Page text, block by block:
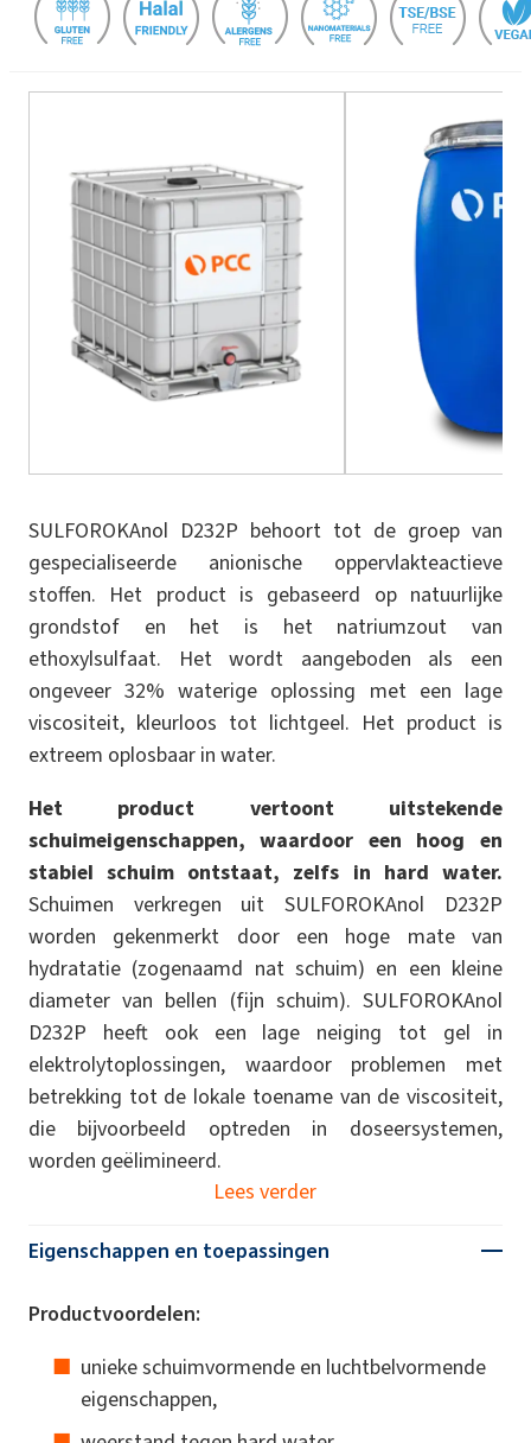
SULFOROKAnol D232P behoort tot de groep van
gespecialiseerde anionische oppervlakteactieve
stoffen. Het product is gebaseerd op natuurlijke
grondstof en het is het natriumzout van
ethoxylsulfaat. Het wordt aangeboden als een
ongeveer 32% waterige oplossing met een lage
viscositeit, kleurloos tot lichtgeel. Het product is
extreem oplosbaar in water.
Het product vertoont uitstekende
schuimeigenschappen, waardoor een hoog en
stabiel schuim ontstaat, zelfs in hard water.
Schuimen verkregen uit SULFOROKAnol D232P
worden gekenmerkt door een hoge mate van
hydratatie (zogenaamd nat schuim) en een kleine
diameter van bellen (fijn schuim). SULFOROKAnol
D232P heeft ook een lage neiging tot gel in
elektrolytoplossingen, waardoor problemen met
betrekking tot de lokale toename van de viscositeit,
die bijvoorbeeld optreden in doseersystemen,
worden geëlimineerd.
Lees verder
Eigenschappen en toepassingen
Productvoordelen:
unieke schuimvormende en luchtbelvormende
eigenschappen,